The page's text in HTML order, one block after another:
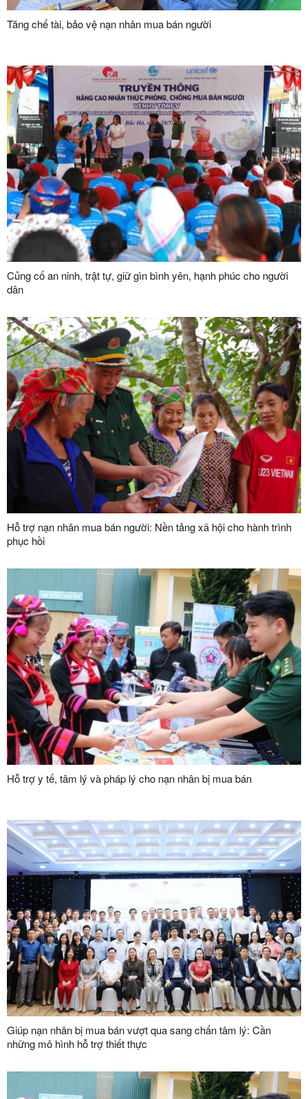
Tăng chế tài, bảo vệ nạn nhân mua bán người
Củng cố an ninh, trật tự, giữ gìn bình yên, hạnh phúc cho người
dân
Hỗ trợ nạn nhân mua bán người: Nền tảng xã hội cho hành trình
phục hồi
Hỗ trợ y tế, tâm lý và pháp lý cho nạn nhân bị mua bán
Giúp nạn nhân bị mua bán vượt qua sang chấn tâm lý: Cần
những mô hình hỗ trợ thiết thực